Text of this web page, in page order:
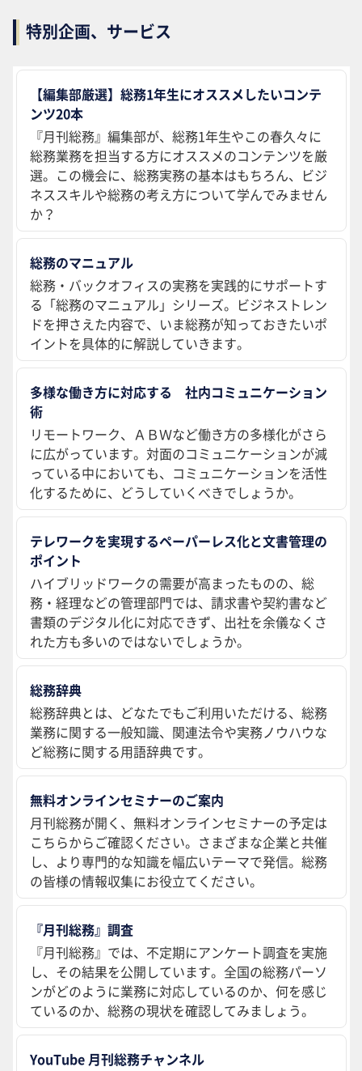
特別企画、サービス
【編集部厳選】総務1年生にオススメしたいコンテ
ンツ20本
『月刊総務』編集部が、総務1年生やこの春久々に
総務業務を担当する方にオススメのコンテンツを厳
選。この機会に、総務実務の基本はもちろん、ビジ
ネススキルや総務の考え方について学んでみません
か？
総務のマニュアル
総務・バックオフィスの実務を実践的にサポートす
る「総務のマニュアル」シリーズ。ビジネストレン
ドを押さえた内容で、いま総務が知っておきたいポ
イントを具体的に解説していきます。
多様な働き方に対応する 社内コミュニケーション
術
リモートワーク、ＡＢＷなど働き方の多様化がさら
に広がっています。対面のコミュニケーションが減
っている中においても、コミュニケーションを活性
化するために、どうしていくべきでしょうか。
テレワークを実現するペーパーレス化と文書管理の
ポイント
ハイブリッドワークの需要が高まったものの、総
務・経理などの管理部門では、請求書や契約書など
書類のデジタル化に対応できず、出社を余儀なくさ
れた方も多いのではないでしょうか。
総務辞典
総務辞典とは、どなたでもご利用いただける、総務
業務に関する一般知識、関連法令や実務ノウハウな
ど総務に関する用語辞典です。
無料オンラインセミナーのご案内
月刊総務が開く、無料オンラインセミナーの予定は
こちらからご確認ください。さまざまな企業と共催
し、より専門的な知識を幅広いテーマで発信。総務
の皆様の情報収集にお役立てください。
『月刊総務』調査
『月刊総務』では、不定期にアンケート調査を実施
し、その結果を公開しています。全国の総務パーソ
ンがどのように業務に対応しているのか、何を感じ
ているのか、総務の現状を確認してみましょう。
YouTube 月刊総務チャンネル